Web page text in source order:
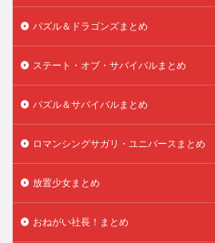
パズル＆ドラゴンズまとめ
ステート・オブ・サバイバルまとめ
パズル＆サバイバルまとめ
ロマンシングサガリ・ユニバースまとめ
放置少女まとめ
おねがい社長！まとめ